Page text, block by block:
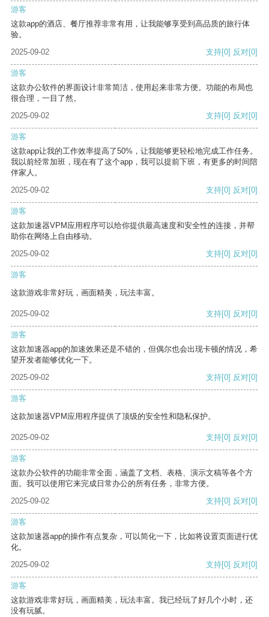
游客
这款app的酒店、餐厅推荐非常有用，让我能够享受到高品质的旅行体
验。
2025-09-02
支持[0] 反对[0]
游客
这款办公软件的界面设计非常简洁，使用起来非常方便。功能的布局也
很合理，一目了然。
2025-09-02
支持[0] 反对[0]
游客
这款app让我的工作效率提高了50%，让我能够更轻松地完成工作任务。
我以前经常加班，现在有了这个app，我可以提前下班，有更多的时间陪
伴家人。
2025-09-02
支持[0] 反对[0]
游客
这款加速器VPM应用程序可以给你提供最高速度和安全性的连接，并帮
助你在网络上自由移动。
2025-09-02
支持[0] 反对[0]
游客
这款游戏非常好玩，画面精美，玩法丰富。
2025-09-02 支持[0] 反对[0]
游客
这款加速器app的加速效果还是不错的，但偶尔也会出现卡顿的情况，希
望开发者能够优化一下。
2025-09-02
支持[0] 反对[0]
游客
这款加速器VPM应用程序提供了顶级的安全性和隐私保护。
2025-09-02 支持[0] 反对[0]
游客
这款办公软件的功能非常全面，涵盖了文档、表格、演示文稿等各个方
面。我可以使用它来完成日常办公的所有任务，非常方便。
2025-09-02
支持[0] 反对[0]
游客
这款加速器app的操作有点复杂，可以简化一下，比如将设置页面进行优
化。
2025-09-02
支持[0] 反对[0]
游客
这款游戏非常好玩，画面精美，玩法丰富。我已经玩了好几个小时，还
没有玩腻。